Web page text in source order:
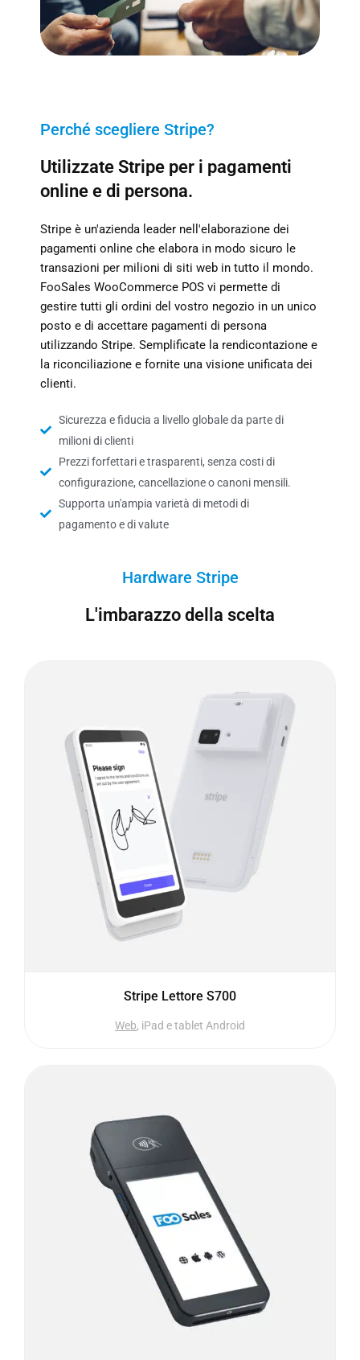
Perché scegliere Stripe?
Utilizzate Stripe per i pagamenti
online e di persona.
Stripe è un'azienda leader nell'elaborazione dei
pagamenti online che elabora in modo sicuro le
transazioni per milioni di siti web in tutto il mondo.
FooSales WooCommerce POS vi permette di
gestire tutti gli ordini del vostro negozio in un unico
posto e di accettare pagamenti di persona
utilizzando Stripe. Semplificate la rendicontazione e
la riconciliazione e fornite una visione unificata dei
clienti.
Sicurezza e fiducia a livello globale da parte di
milioni di clienti
Prezzi forfettari e trasparenti, senza costi di
configurazione, cancellazione o canoni mensili.
Supporta un'ampia varietà di metodi di
pagamento e di valute
Hardware Stripe
L'imbarazzo della scelta
Stripe Lettore S700
Web, iPad e tablet Android